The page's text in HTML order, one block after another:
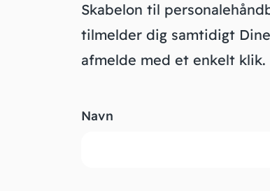
Skabelon til
tilmelder dig samtidigt
afmelde med et enkelt klik.
Navn